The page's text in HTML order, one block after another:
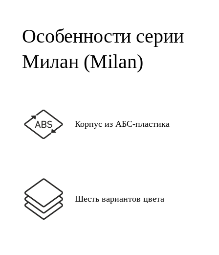
Особенности серии
Милан (Milan)
Корпус из АБС-пластика
Шесть вариантов цвета